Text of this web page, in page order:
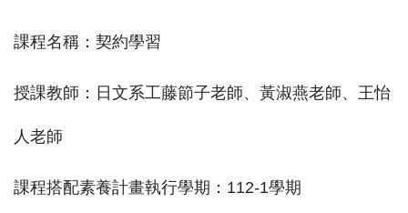
課程名稱：契約學習
授課教師：日文系工藤節子老師、黃淑燕老師、王怡
人老師
課程搭配素養計畫執行學期：112-1學期